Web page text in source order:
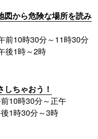
図から危険な場所を読み
前10時30分～11時30分
後1時～2時
ちゃおう！
10時30分～正午
1時30分～3時